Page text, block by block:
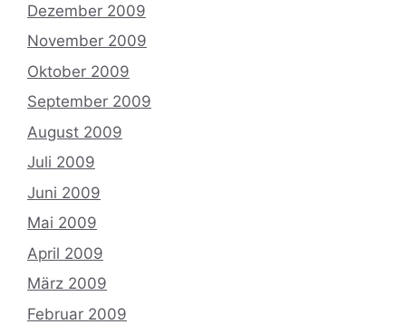
Dezember 2009
November 2009
Oktober 2009
September 2009
August 2009
Juli 2009
Juni 2009
Mai 2009
April 2009
März 2009
Februar 2009